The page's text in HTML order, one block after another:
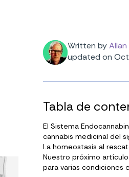
Written by
updated on
Tabla de
El Sistema
cannabis medicinal del
La homeostasis al
Nuestro próximo
para varias condiciones